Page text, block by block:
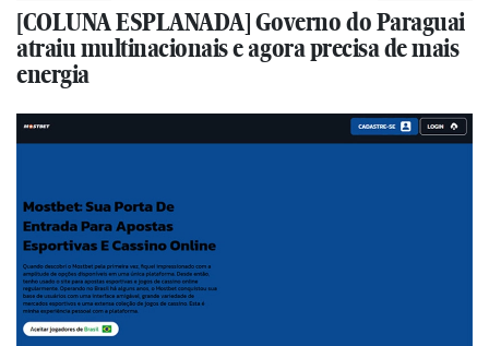
[COLUNA ESPLANADA] Governo do Paraguai
atraiu multinacionais e agora precisa de mais
energia